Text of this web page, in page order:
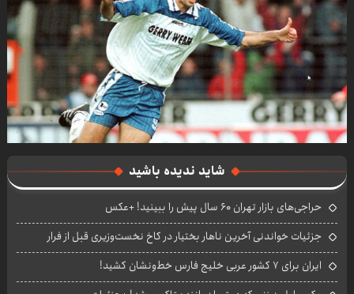
شاید ندیده باشید
حراجی‌های بازار تهران ۶۰ سال پیش را ببینید! +عکس
جزئیات خواندنی آخرین ناهار بختیار در کاخ نخست‌وزیری قبل از فرار
ایران برای ۷ کشور عربی خلیج فارس خط‌ونشان کشید!